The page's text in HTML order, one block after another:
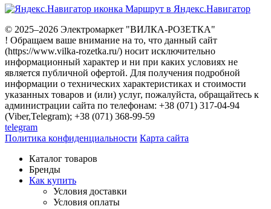
Маршрут в Яндекс.Навигатор
© 2025–2026 Электромаркет "ВИЛКА-РОЗЕТКА"
! Обращаем ваше внимание на то, что данный сайт
(https://www.vilka-rozetka.ru/) носит исключительно
информационный характер и ни при каких условиях не
является публичной офертой. Для получения подробной
информации о технических характеристиках и стоимости
указанных товаров и (или) услуг, пожалуйста, обращайтесь к
администрации сайта по телефонам: +38 (071) 317-04-94
(Viber,Telegram); +38 (071) 368-99-59
telegram
Политика конфиденциальности Карта сайта
Каталог товаров
Бренды
Как купить
Условия доставки
Условия оплаты